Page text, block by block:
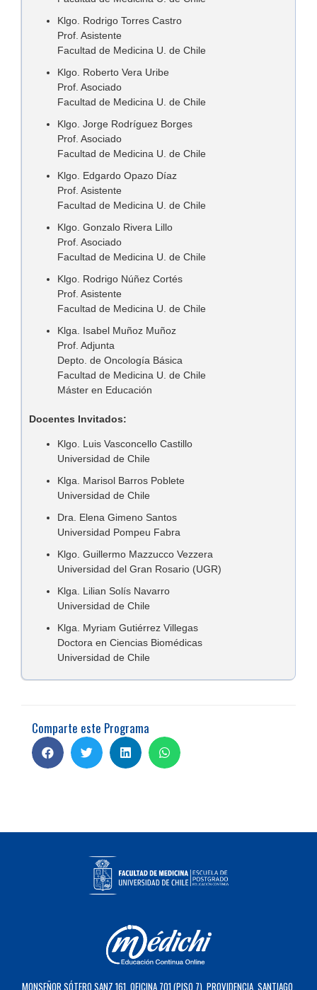
Klgo. Rodrigo Torres Castro
Prof. Asistente
Facultad de Medicina U. de Chile
Klgo. Roberto Vera Uribe
Prof. Asociado
Facultad de Medicina U. de Chile
Klgo. Jorge Rodríguez Borges
Prof. Asociado
Facultad de Medicina U. de Chile
Klgo. Edgardo Opazo Díaz
Prof. Asistente
Facultad de Medicina U. de Chile
Klgo. Gonzalo Rivera Lillo
Prof. Asociado
Facultad de Medicina U. de Chile
Klgo. Rodrigo Núñez Cortés
Prof. Asistente
Facultad de Medicina U. de Chile
Klga. Isabel Muñoz Muñoz
Prof. Adjunta
Depto. de Oncología Básica
Facultad de Medicina U. de Chile
Máster en Educación
Docentes Invitados:
Klgo. Luis Vasconcello Castillo
Universidad de Chile
Klga. Marisol Barros Poblete
Universidad de Chile
Dra. Elena Gimeno Santos
Universidad Pompeu Fabra
Klgo. Guillermo Mazzucco Vezzera
Universidad del Gran Rosario (UGR)
Klga. Lilian Solís Navarro
Universidad de Chile
Klga. Myriam Gutiérrez Villegas
Doctora en Ciencias Biomédicas
Universidad de Chile
Comparte este Programa
MONSEÑOR SÓTERO SANZ 161, OFICINA 701 (PISO 7), PROVIDENCIA, SANTIAGO,